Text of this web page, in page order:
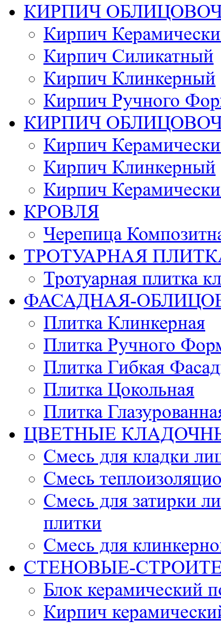
КИРПИЧ
Кирпич
Кирпич Силикатный
Кирпич Клинкерный
Кирпич Ручного
КИРПИЧ
Кирпич
Кирпич Клинкерный
Кирпич
КРОВЛЯ
Черепица
ТРОТУАРНАЯ
Тротуарная плитка
ФАСАДНАЯ-
Плитка Клинкерная
Плитка Ручного
Плитка Гибкая
Плитка Цокольная
Плитка
ЦВЕТНЫЕ
Смесь для кладки
Смесь
Смесь для затирки
плитки
Смесь для
СТЕНОВЫЕ-
Блок керамический
Кирпич